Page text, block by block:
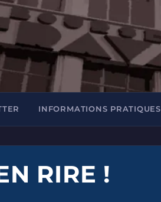
INFORMATIONS PRATIQUES
RIRE !